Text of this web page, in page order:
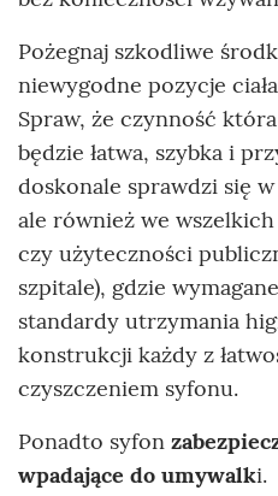
Pożegnaj szkodliwe
niewygodne pozycje
Spraw, że czynność
będzie łatwa, szybka i
doskonale sprawdzi się
ale również we
czy użyteczności
szpitale), gdzie
standardy utrzymania
konstrukcji każdy z
czyszczeniem syfonu.
Ponadto syfon
wpadające do umywalki.